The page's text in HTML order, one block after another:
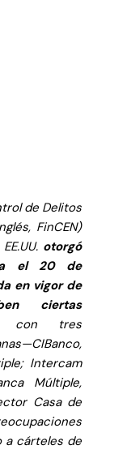
de Delitos
FinCEN)
otorgó
el 20 de
en vigor de
ciertas
tres
Intercam
Múltiple,
Casa de
a cárteles de